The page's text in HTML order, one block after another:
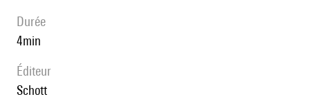
durée
4min
éditeur
Schott